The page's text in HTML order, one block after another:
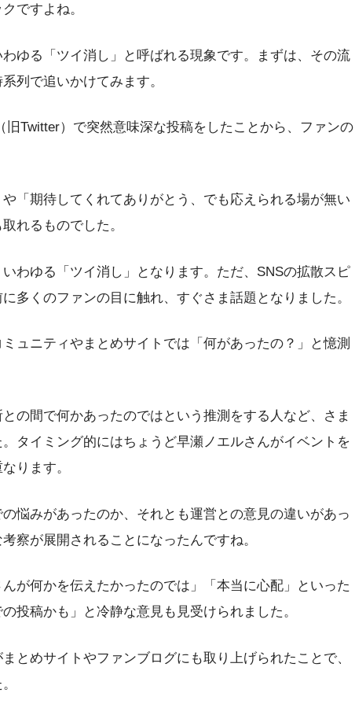
ですよね。
ゆる「ツイ消し」と呼ばれる現象です。まずは、その流
列で追いかけてみます。
旧Twitter）で突然意味深な投稿をしたことから、ファンの
「期待してくれてありがとう、でも応えられる場が無い
れるものでした。
わゆる「ツイ消し」となります。ただ、SNSの拡散スピ
多くのファンの目に触れ、すぐさま話題となりました。
ュニティやまとめサイトでは「何があったの？」と憶測
の間で何かあったのではという推測をする人など、さま
タイミング的にはちょうど早瀬ノエルさんがイベントを
ります。
悩みがあったのか、それとも運営との意見の違いがあっ
察が展開されることになったんですね。
が何かを伝えたかったのでは」「本当に心配」といった
投稿かも」と冷静な意見も見受けられました。
とめサイトやファンブログにも取り上げられたことで、